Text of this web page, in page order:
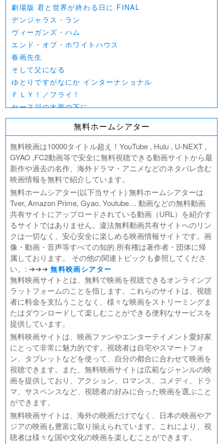
劇場版 君と世界が終わる日に FINAL
デンジャラス・ラン
ヴィーガンズ・ハム
エンド・オブ・ホワイトハウス
春画先生
そして父になる
ゆとりですがなにか インターナショナル
ＦＬＹ！／フライ！
セーヌ川の水面の下に
北極百貨店のコンシェルジュさん
好きでも嫌いなあまのじゃく
デジモンアドベンチャー02 THE BEGINNING
範馬刃牙VSケンガンアシュラ
一月の声に歓びを刻め
PLAY! ～勝つとか負けるとかは、どーでもよくて～
ULTRAMAN： RISING
BLAME!（ブラム）
ゴールデンカムイ
FUKUYAMA MASAHARU LIVE FILM 言霊の幸わう夏
@NIPPON BUDOKAN 2023
春の画 SHUNGA
熱のあとに
Civil War（原題）
翔んで埼玉 ～琵琶湖より愛をこめて～
無料ホームシアター
無料映画は10000タイトル超え！YouTube , Hulu , U-NEXT ,
GYAO ,FC2動画等で安全に無料視聴できる動画サイトから最
新作や過去の名作、海外ドラマ・アニメなどのネタバレ含む
映画情報を無料で紹介しています。
無料ホームシアター(以下当サイト) 無料ホームシアターは
Tver, Amazon Prime, Gyao, Youtube… 動画などの無料動画
共有サイトにアップロードされている動画（URL）を紹介す
るサイトではありません。違法無料動画共有サイトへのリン
クは一切なく、安心安全に楽しめる映画情報サイトです。画
像・動画・音声等すべての知的 所有権は著作者・団体に帰
属しております。 その他の関連トピックも参照してくださ
い。: ➜➜➜無料映画シアター
無料映画サイトとは、無料で映画を視聴できるオンラインプ
ラットフォームのことを指します。これらのサイトは、視聴
者に料金を支払うことなく、様々な映画をストリーミングま
たはダウンロードして楽しむことができる便利なサービスを
提供しています。
無料映画サイトは、映画ファンやエンターテイメント愛好家
にとって非常に魅力的です。視聴者は自宅やスマートフォ
ン、タブレットなどを使って、自分の都合に合わせて映画を
視聴できます。また、無料映画サイトは広範なジャンルの映
画を提供しており、アクション、ロマンス、コメディ、ドラ
マ、サスペンスなど、視聴者の好みに合った映画を選ぶこと
ができます。
無料映画サイトは、海外の映画だけでなく、日本の映画やア
ジアの映画も豊富に取り揃えられています。これにより、視
聴者は様々な国や文化の映画を楽しむことができます。